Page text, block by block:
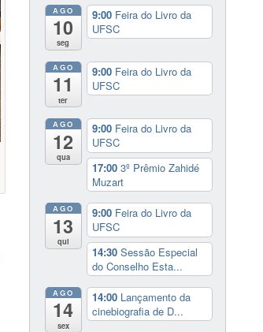
AGO
10
seg
9:00 Feira do Livro da
UFSC
AGO
11
ter
9:00 Feira do Livro da
UFSC
AGO
12
qua
9:00 Feira do Livro da
UFSC
17:00 3º Prêmio Zahidé
Muzart
AGO
13
qui
9:00 Feira do Livro da
UFSC
14:30 Sessão Especial
do Conselho Esta...
AGO
14
sex
14:00 Lançamento da
cinebiografia de D...